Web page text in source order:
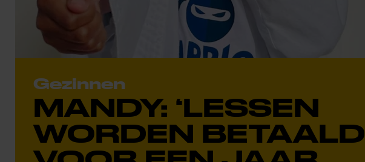
Gezinnen
MANDY: ‘LESSEN
WORDEN BETAALD